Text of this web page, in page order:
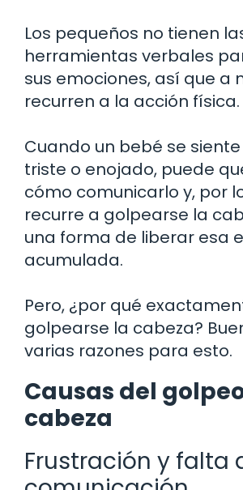
Los pequeños no tienen
herramientas verbales
sus emociones, así que a
recurren a la acción física.
Cuando un bebé se
triste o enojado, puede
cómo comunicarlo y, por
recurre a golpearse la
una forma de liberar esa
acumulada.
Pero, ¿por qué
golpearse la cabeza?
varias razones para esto.
Causas del
cabeza
Frustración y falta